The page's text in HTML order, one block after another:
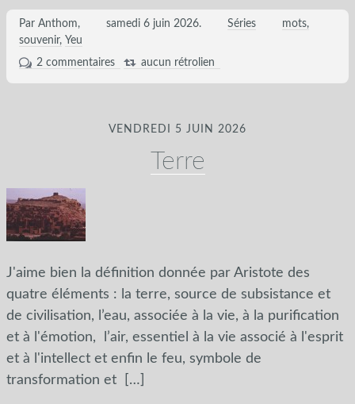
Par Anthom, samedi 6 juin 2026. Séries
mots
souvenir Yeu
2 commentaires
aucun rétrolien
VENDREDI 5 JUIN 2026
Terre
J'aime bien la définition donnée par Aristote des
quatre éléments : la terre, source de subsistance et
de civilisation, l’eau, associée à la vie, à la purification
et à l'émotion, l’air, essentiel à la vie associé à l'esprit
et à l'intellect et enfin le feu, symbole de
transformation et
[…]